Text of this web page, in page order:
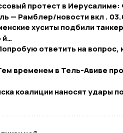
протест в Иерусалиме:
— Рамблер/новости вкл .
хуситы подбили
й…
ответить на вопрос,
временем в Тель-Авиве
коалиции наносят удары